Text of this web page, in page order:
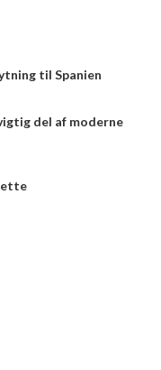
til Spanien
del af moderne